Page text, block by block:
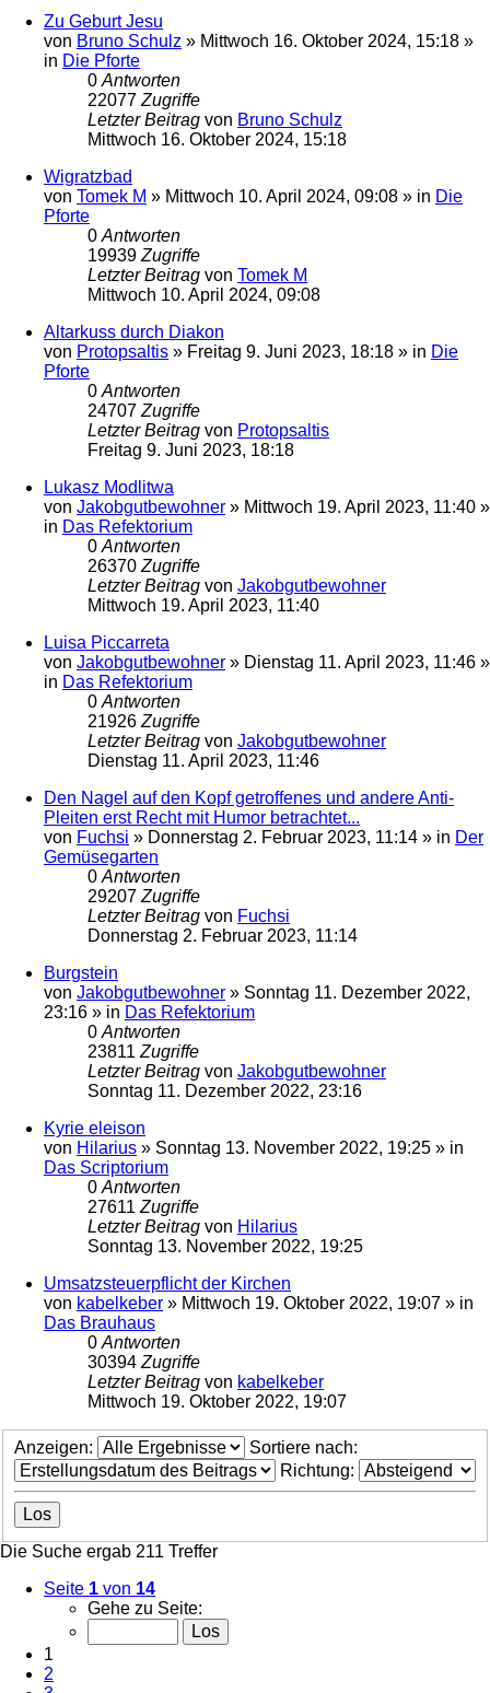
Zu Geburt Jesu
von Bruno Schulz » Mittwoch 16. Oktober 2024, 15:18 »
in Die Pforte
0 Antworten
22077 Zugriffe
Letzter Beitrag von Bruno Schulz
Mittwoch 16. Oktober 2024, 15:18
Wigratzbad
von Tomek M » Mittwoch 10. April 2024, 09:08 » in Die
Pforte
0 Antworten
19939 Zugriffe
Letzter Beitrag von Tomek M
Mittwoch 10. April 2024, 09:08
Altarkuss durch Diakon
von Protopsaltis » Freitag 9. Juni 2023, 18:18 » in Die
Pforte
0 Antworten
24707 Zugriffe
Letzter Beitrag von Protopsaltis
Freitag 9. Juni 2023, 18:18
Lukasz Modlitwa
von Jakobgutbewohner » Mittwoch 19. April 2023, 11:40 »
in Das Refektorium
0 Antworten
26370 Zugriffe
Letzter Beitrag von Jakobgutbewohner
Mittwoch 19. April 2023, 11:40
Luisa Piccarreta
von Jakobgutbewohner » Dienstag 11. April 2023, 11:46 »
in Das Refektorium
0 Antworten
21926 Zugriffe
Letzter Beitrag von Jakobgutbewohner
Dienstag 11. April 2023, 11:46
Den Nagel auf den Kopf getroffenes und andere Anti-
Pleiten erst Recht mit Humor betrachtet...
von Fuchsi » Donnerstag 2. Februar 2023, 11:14 » in Der
Gemüsegarten
0 Antworten
29207 Zugriffe
Letzter Beitrag von Fuchsi
Donnerstag 2. Februar 2023, 11:14
Burgstein
von Jakobgutbewohner » Sonntag 11. Dezember 2022,
23:16 » in Das Refektorium
0 Antworten
23811 Zugriffe
Letzter Beitrag von Jakobgutbewohner
Sonntag 11. Dezember 2022, 23:16
Kyrie eleison
von Hilarius » Sonntag 13. November 2022, 19:25 » in
Das Scriptorium
0 Antworten
27611 Zugriffe
Letzter Beitrag von Hilarius
Sonntag 13. November 2022, 19:25
Umsatzsteuerpflicht der Kirchen
von kabelkeber » Mittwoch 19. Oktober 2022, 19:07 » in
Das Brauhaus
0 Antworten
30394 Zugriffe
Letzter Beitrag von kabelkeber
Mittwoch 19. Oktober 2022, 19:07
Anzeigen:
Sortiere nach:
Richtung:
Die Suche ergab 211 Treffer
Seite 1 von 14
Gehe zu Seite:
1
2